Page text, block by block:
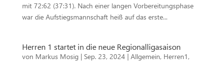
mit 72:62 (37:31). Nach einer langen Vorbereitungsphase
war die Aufstiegsmannschaft heiß auf das erste...
Herren 1 startet in die neue Regionalligasaison
von Markus Mosig | Sep. 23, 2024 | Allgemein, Herren1,